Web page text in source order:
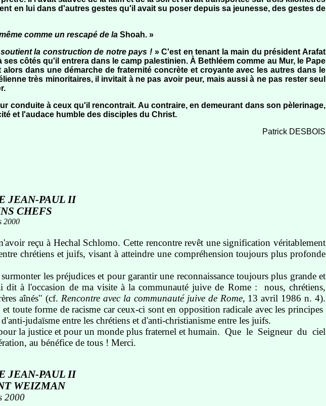
en lui dans d'autres gestes qu'il avait su poser depuis sa jeunesse, des gestes de
comme un rescapé de la Shoah. »
la construction de notre pays !» C'est en tenant la main du président Arafat
côtés qu'il entrera dans le camp palestinien. À Bethléem comme au Mur, le Pape
dans une démarche de fraternité concrète et croyante avec les autres dans le
très minoritaires, il invitait à ne pas avoir peur, mais aussi à ne pas rester seul
conduite à ceux qu'il rencontrait. Au contraire, en demeurant dans son pèlerinage,
et l'audace humble des disciples du Christ.
Patrick DESBOIS
JEAN-PAUL II
CHEFS
2000
reçu à Hechal Schlomo. Cette rencontre revêt une signification véritablement
chrétiens et juifs, visant à atteindre une compréhension toujours plus profonde
les préjudices et pour garantir une reconnaissance toujours plus grande et
dit à l'occasion de ma visite à la communauté juive de Rome : nous, chrétiens,
aînés" (cf. Rencontre avec la communauté juive de Rome, 13 avril 1986 n. 4).
toute forme de racisme car ceux-ci sont en opposition radicale avec les principes
judaïsme entre les chrétiens et d'anti-christianisme entre les juifs.
la justice et pour un monde plus fraternel et humain. Que le Seigneur du ciel
au bénéfice de tous ! Merci.
JEAN-PAUL II
WEIZMAN
2000